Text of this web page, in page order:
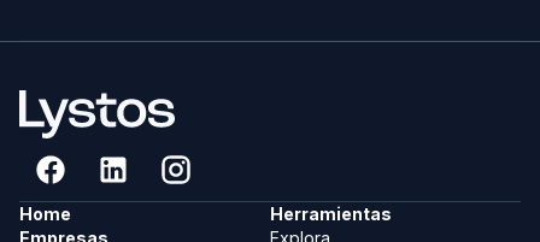
Home
Herramientas